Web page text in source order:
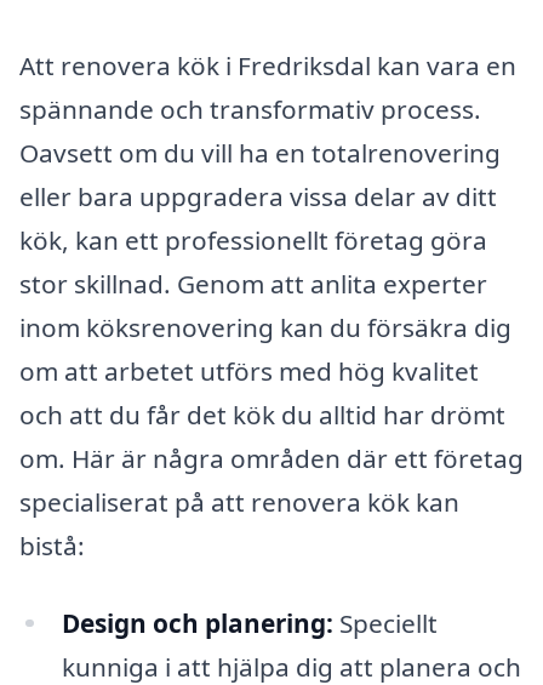
Att renovera kök i Fredriksdal kan vara en
spännande och transformativ process.
Oavsett om du vill ha en totalrenovering
eller bara uppgradera vissa delar av ditt
kök, kan ett professionellt företag göra
stor skillnad. Genom att anlita experter
inom köksrenovering kan du försäkra dig
om att arbetet utförs med hög kvalitet
och att du får det kök du alltid har drömt
om. Här är några områden där ett företag
specialiserat på att renovera kök kan
bistå:
Design och planering: Speciellt
kunniga i att hjälpa dig att planera och